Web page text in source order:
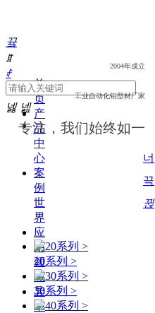
끀
ꁲ
首
页
产
品
中
心
案
例
世
界
应
用
领
域
异
型
ꄙ
2004年成立
工业自动化铝型材厂家
专注，我们始终如一
넳 넲
너
끅
뀑
20系列 >
30系列 >